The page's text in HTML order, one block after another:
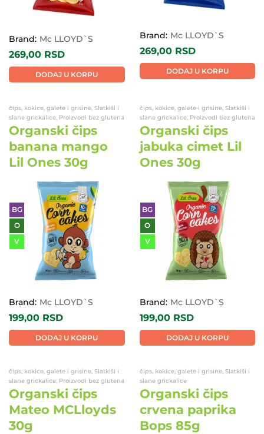
Brand: Mc LLOYD`S
269,00 RSD
DODAJ U KORPU
Brand: Mc LLOYD`S
269,00 RSD
DODAJ U KORPU
čips, kokice, galete i grisine, Slatkiši i
slane grickalice, Proizvodi bez glutena
Organski čips
banana mango
Lil Ones 30g
BG
O
V
Brand: Mc LLOYD`S
199,00 RSD
DODAJ U KORPU
čips, kokice, galete i grisine, Slatkiši i
slane grickalice, Proizvodi bez glutena
Organski čips
jabuka cimet Lil
Ones 30g
BG
O
V
Brand: Mc LLOYD`S
199,00 RSD
DODAJ U KORPU
čips, kokice, galete i grisine, Slatkiši i
slane grickalice, Proizvodi bez glutena
Organski čips
Mateo MCLloyds
30g
čips, kokice, galete i grisine, Slatkiši i
slane grickalice
Organski čips
crvena paprika
Bops 85g